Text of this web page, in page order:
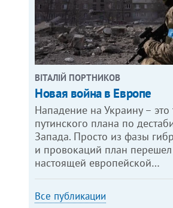
ВІТАЛІЙ ПОРТНИКОВ
Новая война в Европе
Нападение на Украину – это
путинского плана по
Запада. Просто из фазы
и провокаций план
настоящей европейской…
Все публикации